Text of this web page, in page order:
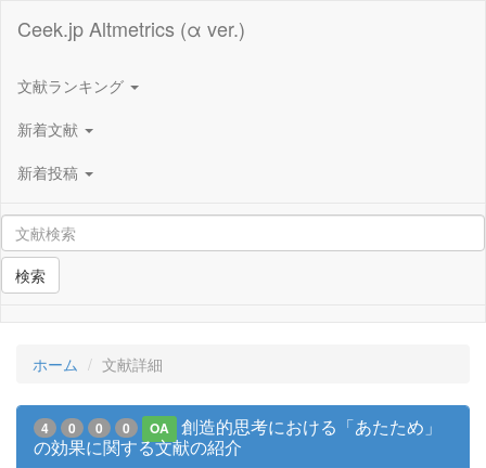
Ceek.jp Altmetrics (α ver.)
文献ランキング
新着文献
新着投稿
検索
ホーム 文献詳細
4 0 0 0 OA
創造的思考における「あたため」
の効果に関する文献の紹介